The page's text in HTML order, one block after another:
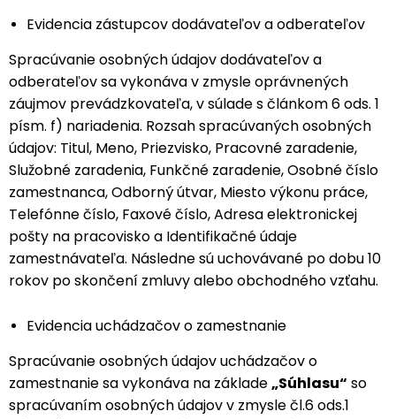
Evidencia zástupcov dodávateľov a odberateľov
Spracúvanie osobných údajov dodávateľov a
odberateľov sa vykonáva v zmysle oprávnených
záujmov prevádzkovateľa, v súlade s článkom 6 ods. 1
písm. f) nariadenia. Rozsah spracúvaných osobných
údajov: Titul, Meno, Priezvisko, Pracovné zaradenie,
Služobné zaradenia, Funkčné zaradenie, Osobné číslo
zamestnanca, Odborný útvar, Miesto výkonu práce,
Telefónne číslo, Faxové číslo, Adresa elektronickej
pošty na pracovisko a Identifikačné údaje
zamestnávateľa. Následne sú uchovávané po dobu 10
rokov po skončení zmluvy alebo obchodného vzťahu.
Evidencia uchádzačov o zamestnanie
Spracúvanie osobných údajov uchádzačov o
zamestnanie sa vykonáva na základe„Súhlasu“ so
spracúvaním osobných údajov v zmysle čl.6 ods.1